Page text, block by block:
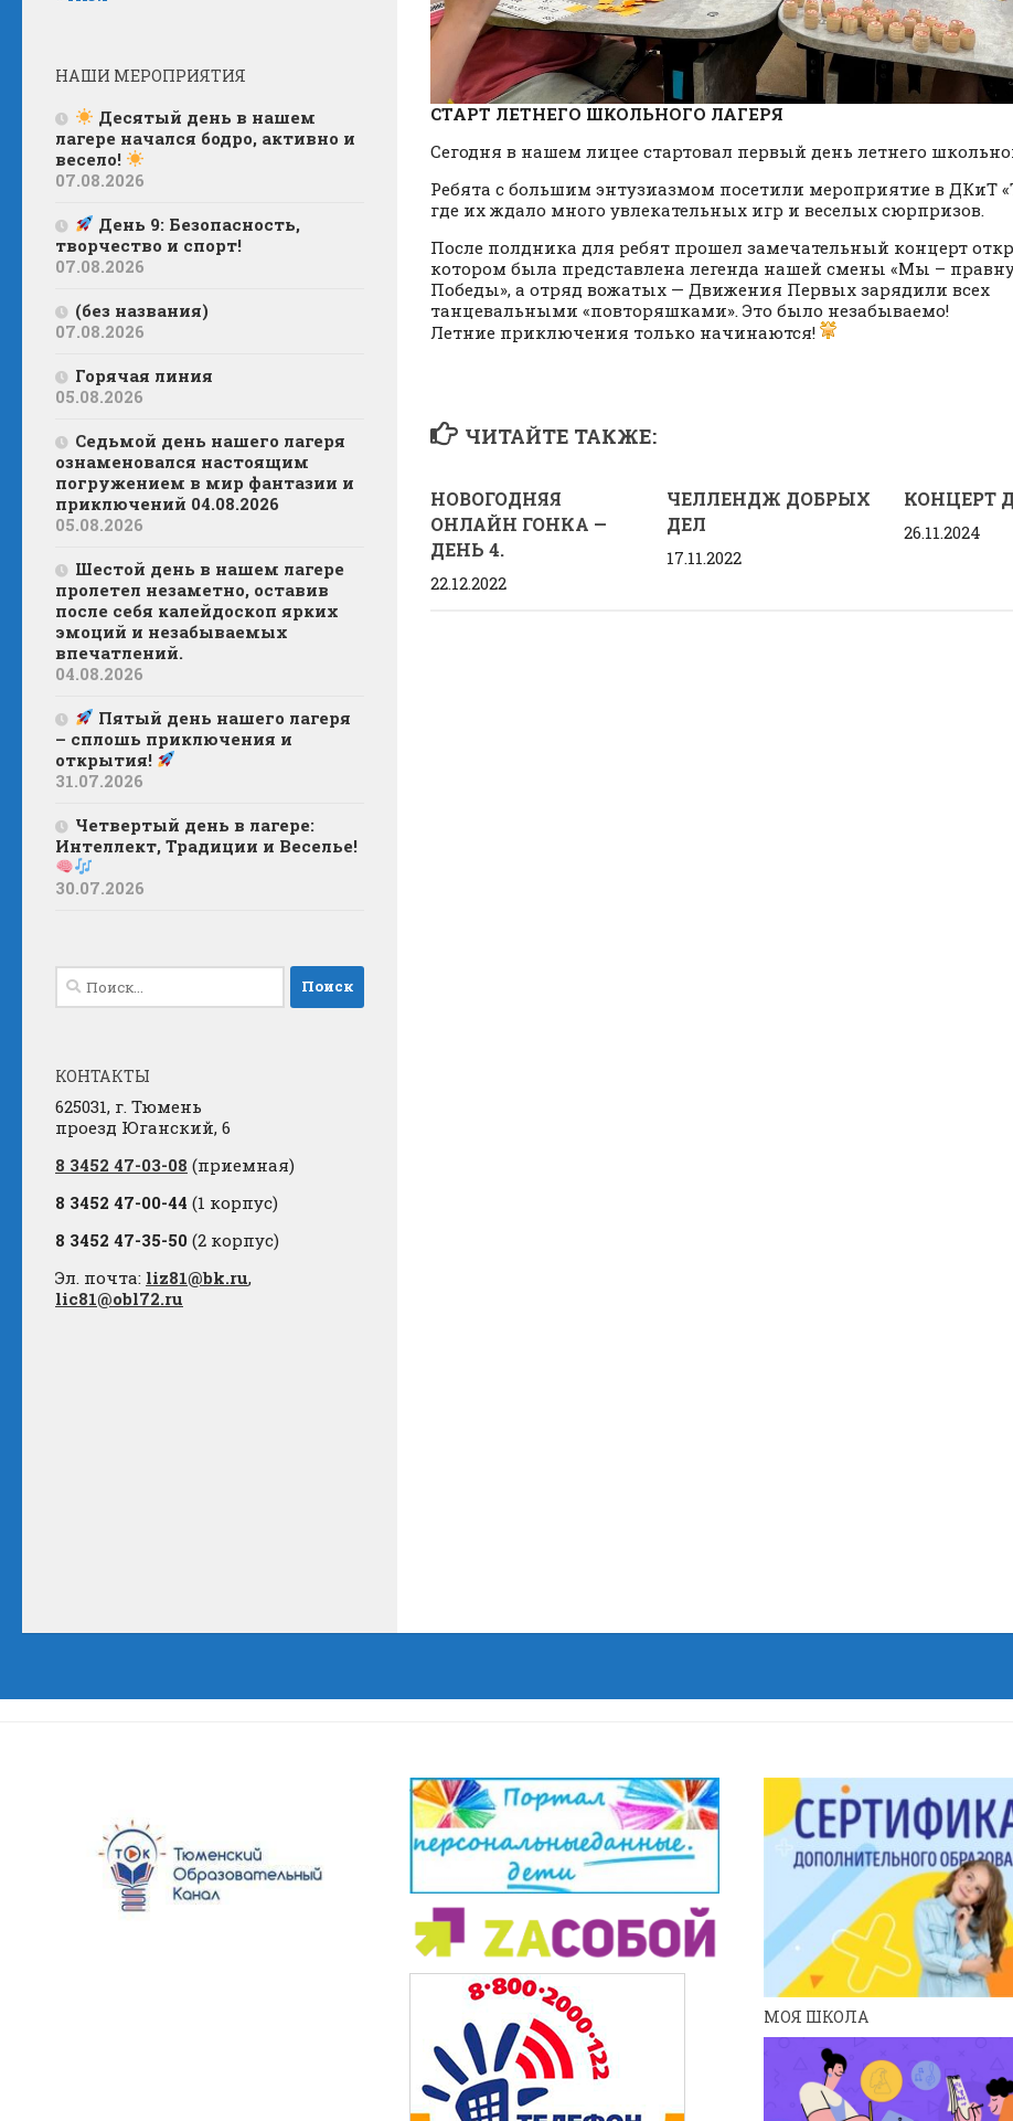
СТАРТ ЛЕТНЕГО ШКОЛЬНОГО ЛАГЕРЯ
Сегодня в нашем лицее стартовал первый день летнего
Ребята с большим энтузиазмом посетили мероприятие в ДКиТ
где их ждало много увлекательных игр и веселых сюрпризов.
После полдника для ребят прошел замечательный концерт
котором была представлена легенда нашей смены «Мы –
Победы», а отряд вожатых — Движения Первых зарядили всех
танцевальными «повторяшками». Это было незабываемо!
Летние приключения только начинаются!
ЧИТАЙТЕ ТАКЖЕ:
НОВОГОДНЯЯ
ОНЛАЙН ГОНКА —
ДЕНЬ 4.
22.12.2022
ЧЕЛЛЕНДЖ ДОБРЫХ
ДЕЛ
17.11.2022
КОНЦЕРТ
26.11.2024
НАШИ МЕРОПРИЯТИЯ
Десятый день в нашем
лагере начался бодро, активно и
весело!
07.08.2026
День 9: Безопасность,
творчество и спорт!
07.08.2026
(без названия)
07.08.2026
Горячая линия
05.08.2026
Седьмой день нашего лагеря
ознаменовался настоящим
погружением в мир фантазии и
приключений 04.08.2026
05.08.2026
Шестой день в нашем лагере
пролетел незаметно, оставив
после себя калейдоскоп ярких
эмоций и незабываемых
впечатлений.
04.08.2026
Пятый день нашего лагеря
– сплошь приключения и
открытия!
31.07.2026
Четвертый день в лагере:
Интеллект, Традиции и Веселье!
30.07.2026
Найти:
КОНТАКТЫ
625031, г. Тюмень
проезд Юганский, 6
8 3452 47-03-08 (приемная)
8 3452 47-00-44 (1 корпус)
8 3452 47-35-50 (2 корпус)
Эл. почта: liz81@bk.ru,
lic81@obl72.ru
МОЯ ШКОЛА